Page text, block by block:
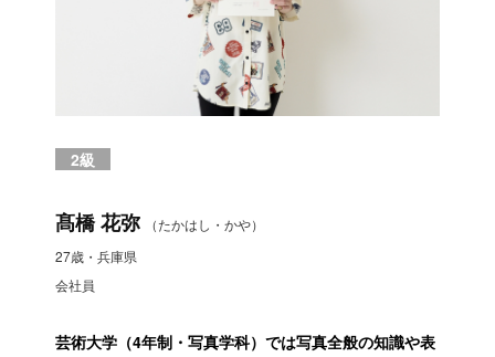
2級
髙橋 花弥
（たかはし・かや）
27歳・兵庫県
会社員
芸術大学（4年制・写真学科）では写真全般の知識や表